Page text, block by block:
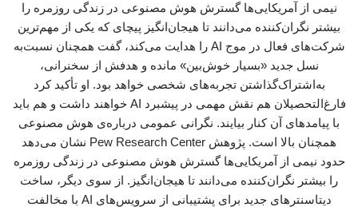
نیمی از آمریکایی‌ها گسترش هوش مصنوعی در زندگی روزمره را
بیشتر نگران‌کننده می‌دانند تا هیجان‌انگیز پیچای که یکی از مهم‌ترین
شرکت‌های فعال در موج AI را هدایت می‌کند، گفت همچنان نسبت‌به
نسل جدید «بسیار خوش‌بین» مانده و هدفش از سخنرانی،
به‌اشتراک‌گذاشتن تجربه‌های شخصی خواهد بود. او تأکید کرد
فارغ‌التحصیلان هم نقش مهمی در پیشبرد AI خواهند داشت و هم باید
با پیامدهای آن کنار بیایند. نگرانی عمومی درباره‌ی هوش مصنوعی
همچنان بالا است. پژوهش ‌Pew Research Center نشان می‌دهد
حدود نیمی از آمریکایی‌ها گسترش هوش مصنوعی در زندگی روزمره
را بیشتر نگران‌کننده می‌دانند تا هیجان‌انگیز. از سوی دیگر، ساخت
دیتاسنترهای جدید برای پشتیبانی از سرویس‌های AI با مخالفت